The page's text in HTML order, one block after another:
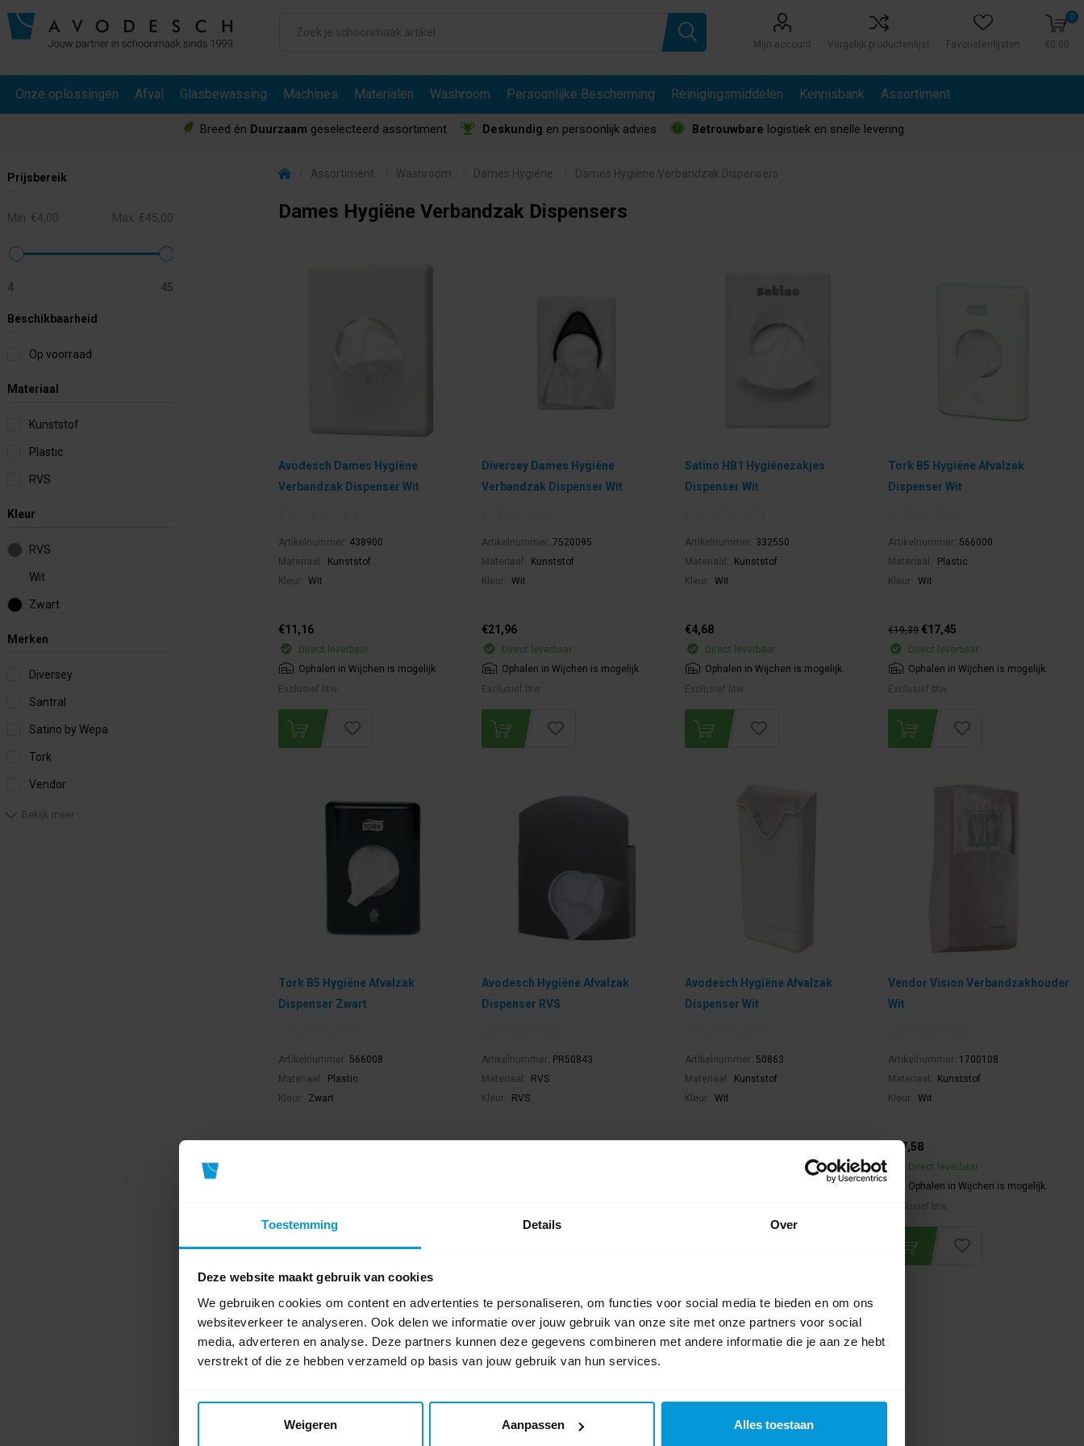
Toestemming Details Over
Deze website maakt gebruik van cookies
We gebruiken cookies om content en advertenties te personaliseren, om functies voor social media te bieden en om ons
websiteverkeer te analyseren. Ook delen we informatie over jouw gebruik van onze site met onze partners voor social
media, adverteren en analyse. Deze partners kunnen deze gegevens combineren met andere informatie die je aan ze hebt
verstrekt of die ze hebben verzameld op basis van jouw gebruik van hun services.
Weigeren Aanpassen Alles toestaan
Mijn account Vergelijk productenlijst Favorietenlijsten
0
€0,00
Onze oplossingen Afval Glasbewassing Machines Materialen Washroom Persoonlijke Bescherming Reinigingsmiddelen Kennisbank Assortiment
Breed én Duurzaam geselecteerd assortiment Deskundig en persoonlijk advies Betrouwbare logistiek en snelle levering
Prijsbereik
Min: €4,00 Max: €45,00
4 45
Beschikbaarheid
Op voorraad
Materiaal
Kunststof
Plastic
RVS
Kleur
RVS
Wit
Zwart
Merken
Diversey
Santral
Satino by Wepa
Tork
Vendor
Bekijk meer
Assortiment Washroom Dames Hygiëne Dames Hygiëne Verbandzak Dispensers
Dames Hygiëne Verbandzak Dispensers
Avodesch Dames Hygiëne
Verbandzak Dispenser Wit
Artikelnummer: 438900
Materiaal:
Kunststof
Kleur:
Wit
€11,16
Direct leverbaar
Ophalen in Wijchen is mogelijk.
Exclusief btw.
Diversey Dames Hygiëne
Verbandzak Dispenser Wit
Artikelnummer: 7520095
Materiaal:
Kunststof
Kleur:
Wit
€21,96
Direct leverbaar
Ophalen in Wijchen is mogelijk.
Exclusief btw.
Satino HB1 Hygiënezakjes
Dispenser Wit
Artikelnummer: 332550
Materiaal:
Kunststof
Kleur:
Wit
€4,68
Direct leverbaar
Ophalen in Wijchen is mogelijk.
Exclusief btw.
Tork B5 Hygiëne Afvalzak
Dispenser Wit
Artikelnummer: 566000
Materiaal:
Plastic
Kleur:
Wit
€19,39 €17,45
Direct leverbaar
Ophalen in Wijchen is mogelijk.
Exclusief btw.
Tork B5 Hygiëne Afvalzak
Dispenser Zwart
Artikelnummer: 566008
Materiaal:
Plastic
Kleur:
Zwart
Avodesch Hygiëne Afvalzak
Dispenser RVS
Artikelnummer: PR50843
Materiaal:
RVS
Kleur:
RVS
Avodesch Hygiëne Afvalzak
Dispenser Wit
Artikelnummer: 50863
Materiaal:
Kunststof
Kleur:
Wit
Ophalen in Wijchen is mogelijk.
Vendor Vision Verbandzakhouder
Wit
Artikelnummer: 1700108
Materiaal:
Kunststof
Kleur:
Wit
€37,58
Direct leverbaar
Ophalen in Wijchen is mogelijk.
Exclusief btw.